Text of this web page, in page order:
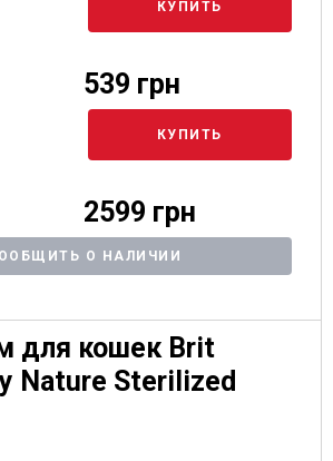
КУПИТЬ
539 грн
КУПИТЬ
2599 грн
О НАЛИЧИИ
для кошек Brit
Nature Sterilized